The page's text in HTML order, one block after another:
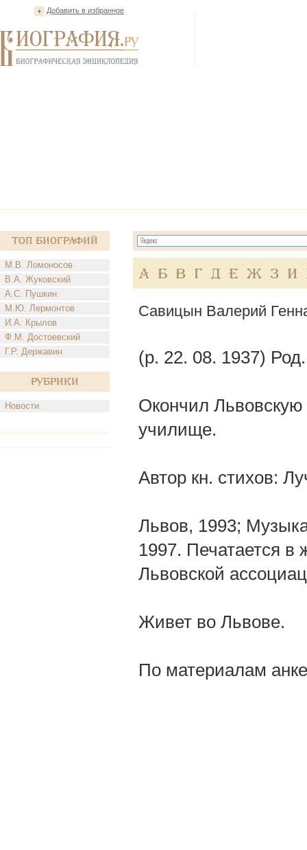
Добавить в избранное
Топ Биографий
М.В. Ломоносов
В.А. Жуковский
А.С. Пушкин
М.Ю. Лермонтов
И.А. Крылов
Ф.М. Достоевский
Г.Р. Державин
Рубрики
Новости
А Б В Г Д Е Ж З И
Савицын Валерий
(р. 22. 08. 1937)
Окончил
училище.
Автор кн. стихов:
Львов, 1993;
1997. Печатается
Львовской
Живет во Львове.
По материалам